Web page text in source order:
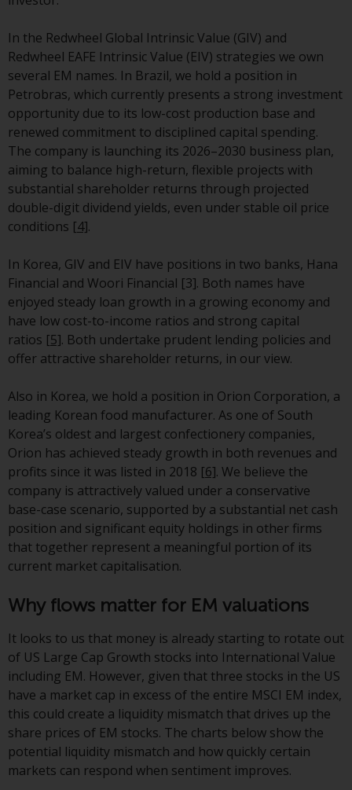
folgenden Seiten beziehen sich
auf ausländische Organismen für
kollektive Kapitalanlagen, die von
RWC Asset Management LLP oder
einem ihrer verbundenen
Unternehmen verwaltet werden
(die „von Redwheel verwalteten
Fonds“). Einige der von Redwheel
verwalteten Fonds, auf die auf
dieser Website verwiesen wird,
wurden nicht von der
Finanzmarktaufsicht („FINMA“)
zugelassen und Anleger genießen
daher nicht den vollen
Anlegerschutz nach dem
Bundesgesetz über die
kollektiven Kapitalanlagen von 23.
durch die FINMA. Redwheel-
verwaltete Fonds, die nicht von
der FINMA bewilligt wurden,
dürfen in der Schweiz nur
qualifizierten Anlegern im Sinne
von Artikel 10 Absatz 1
angeboten werden. 3 und Abs.
3ter KAG („Qualifizierte Anleger“).
Der Vertreter der von Redwheel
ist FIRST INDEPENDENT FUND
CH-8008 Zürich. Zahlstelle der von
Redwheel verwalteten Fonds in
der Schweiz ist die Helvetische
Bank AG, Seefeldstrasse 215, CH-
8008 Zürich. Der
Verkaufsprospekt oder ein
gleichwertiges Dokument der von
Redwheel verwalteten Fonds, die
In the Redwheel Global Intrinsic Value (GIV) and
Redwheel EAFE Intrinsic Value (EIV) strategies we own
several EM names. In Brazil, we hold a position in
Petrobras, which currently presents a strong investment
opportunity due to its low-cost production base and
renewed commitment to disciplined capital spending.
The company is launching its 2026–2030 business plan,
aiming to balance high-return, flexible projects with
substantial shareholder returns through projected
double-digit dividend yields, even under stable oil price
conditions [4].
In Korea, GIV and EIV have positions in two banks, Hana
Financial and Woori Financial [3]. Both names have
enjoyed steady loan growth in a growing economy and
have low cost-to-income ratios and strong capital
ratios [5]. Both undertake prudent lending policies and
offer attractive shareholder returns, in our view.
Also in Korea, we hold a position in Orion Corporation, a
leading Korean food manufacturer. As one of South
Korea’s oldest and largest confectionery companies,
Orion has achieved steady growth in both revenues and
profits since it was listed in 2018 [6]. We believe the
company is attractively valued under a conservative
base-case scenario, supported by a substantial net cash
position and significant equity holdings in other firms
that together represent a meaningful portion of its
current market capitalisation.
Why flows matter for EM valuations
It looks to us that money is already starting to rotate out
of US Large Cap Growth stocks into International Value
including EM. However, given that three stocks in the US
have a market cap in excess of the entire MSCI EM index,
this could create a liquidity mismatch that drives up the
share prices of EM stocks. The charts below show the
potential liquidity mismatch and how quickly certain
markets can respond when sentiment improves.